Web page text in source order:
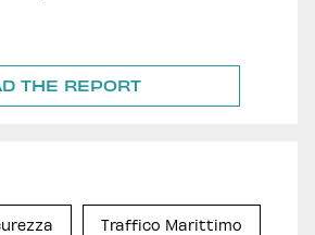
THE REPORT
Traffico Marittimo